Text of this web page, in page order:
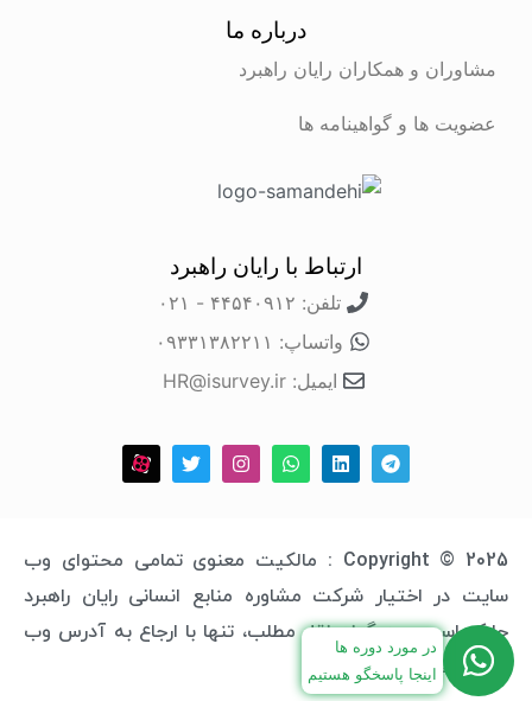
درباره ما
مشاوران و همکاران رایان راهبرد
عضویت ها و گواهینامه ها
ارتباط با رایان راهبرد
تلفن: ۴۴۵۴۰۹۱۲ - ۰۲۱
واتساپ: ۰۹۳۳۱۳۸۲۲۱۱
ایمیل: HR@isurvey.ir
Copyright © 2025 : مالکیت معنوی تمامی محتوای وب
سایت در اختیار شرکت مشاوره منابع انسانی رایان راهبرد
چابک است و هرگونه نقل مطلب، تنها با ارجاع به آدرس وب
سایت مجاز خواهد بود.
در مورد دوره ها
اینجا پاسخگو هستیم